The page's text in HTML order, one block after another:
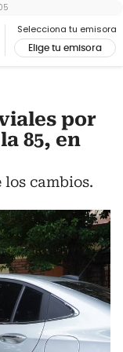
Selecciona tu emisora
Elige tu emisora
por
85, en
los cambios.